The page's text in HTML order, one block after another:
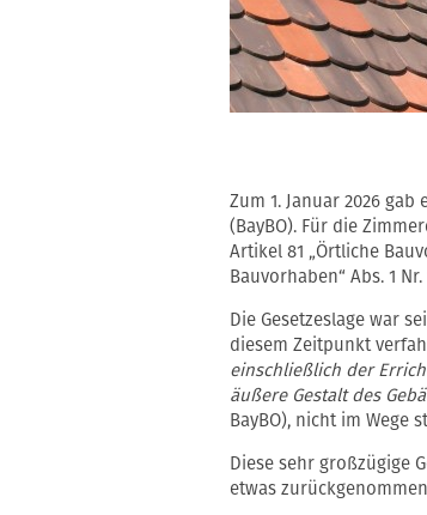
Zum 1. Januar 2026
(BayBO). Für die
Artikel 81 „Örtliche
Bauvorhaben“ Abs. 1 Nr.
Die Gesetzeslage war
diesem Zeitpunkt
einschließlich der
äußere Gestalt des
BayBO), nicht im Wege
Diese sehr großzügige
etwas